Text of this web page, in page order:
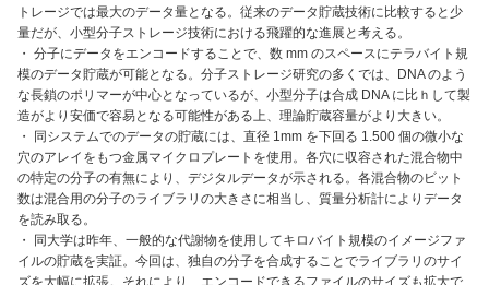
トレージでは最大のデータ量となる。従来のデータ貯蔵技術に比較すると少
量だが、小型分子ストレージ技術における飛躍的な進展と考える。
・ 分子にデータをエンコードすることで、数 mm のスペースにテラバイト規
模のデータ貯蔵が可能となる。分子ストレージ研究の多くでは、DNA のよう
な長鎖のポリマーが中心となっているが、小型分子は合成 DNA に比ｈして製
造がより安価で容易となる可能性がある上、理論貯蔵容量がより大きい。
・ 同システムでのデータの貯蔵には、直径 1mm を下回る 1.500 個の微小な
穴のアレイをもつ金属マイクロプレートを使用。各穴に収容された混合物中
の特定の分子の有無により、デジタルデータが示される。各混合物のビット
数は混合用の分子のライブラリの大きさに相当し、質量分析計によりデータ
を読み取る。
・ 同大学は昨年、一般的な代謝物を使用してキロバイト規模のイメージファ
イルの貯蔵を実証。今回は、独自の分子を合成することでライブラリのサイ
ズを大幅に拡張。それにより、エンコードできるファイルのサイズも拡大で